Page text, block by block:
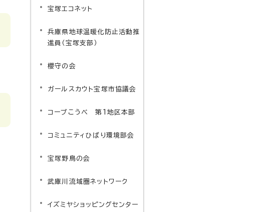
宝塚エコネット
兵庫県地球温暖化防止活動推
進員（宝塚支部）
櫻守の会
ガールスカウト宝塚市協議会
コープこうべ 第1地区本部
コミュニティひばり環境部会
宝塚野鳥の会
武庫川流域圏ネットワーク
イズミヤショッピングセンター